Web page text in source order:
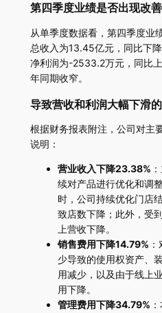
第四季度业绩是否出现改
从单季度数据看，第四季度业
总收入为13.45亿元，同比下
净利润为-2533.2万元，同比
年同期收窄。
导致营收和利润大幅下滑
根据财务报表附注，公司对主
说明：
营业收入下降23.38%
续对产品进行优化和调
时，公司持续优化门店
致店数下降；此外，受
上营收下降。
销售费用下降14.79%
少导致的使用权资产、
用减少，以及由于线上
用下降。
管理费用下降34.79%